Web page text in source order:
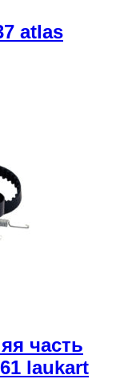
atlas
часть
laukart